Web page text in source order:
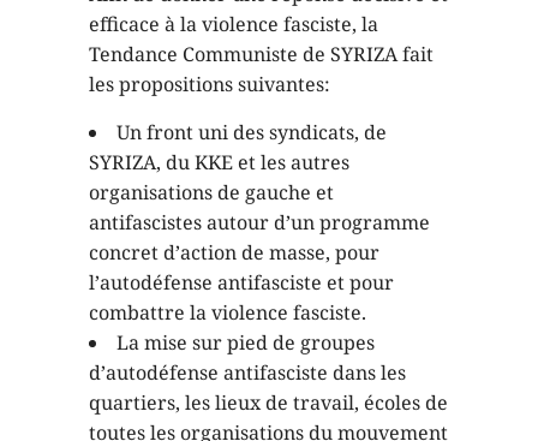
efficace à la violence fasciste, la
Tendance Communiste de SYRIZA fait
les propositions suivantes:
Un front uni des syndicats, de
SYRIZA, du KKE et les autres
organisations de gauche et
antifascistes autour d’un programme
concret d’action de masse, pour
l’autodéfense antifasciste et pour
combattre la violence fasciste.
La mise sur pied de groupes
d’autodéfense antifasciste dans les
quartiers, les lieux de travail, écoles de
toutes les organisations du mouvement